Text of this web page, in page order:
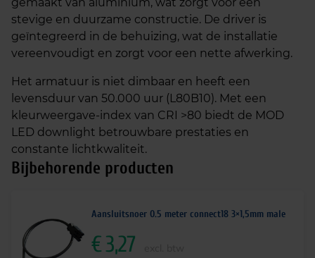
stevige en duurzame constructie. De driver is
geïntegreerd in de behuizing, wat de installatie
vereenvoudigt en zorgt voor een nette afwerking.
Het armatuur is niet dimbaar en heeft een
levensduur van 50.000 uur (L80B10). Met een
kleurweergave-index van CRI >80 biedt de MOD
LED downlight betrouwbare prestaties en
constante lichtkwaliteit.
Bijbehorende producten
Aansluitsnoer 0.5 meter connect18 3×1,5mm male
€3,27